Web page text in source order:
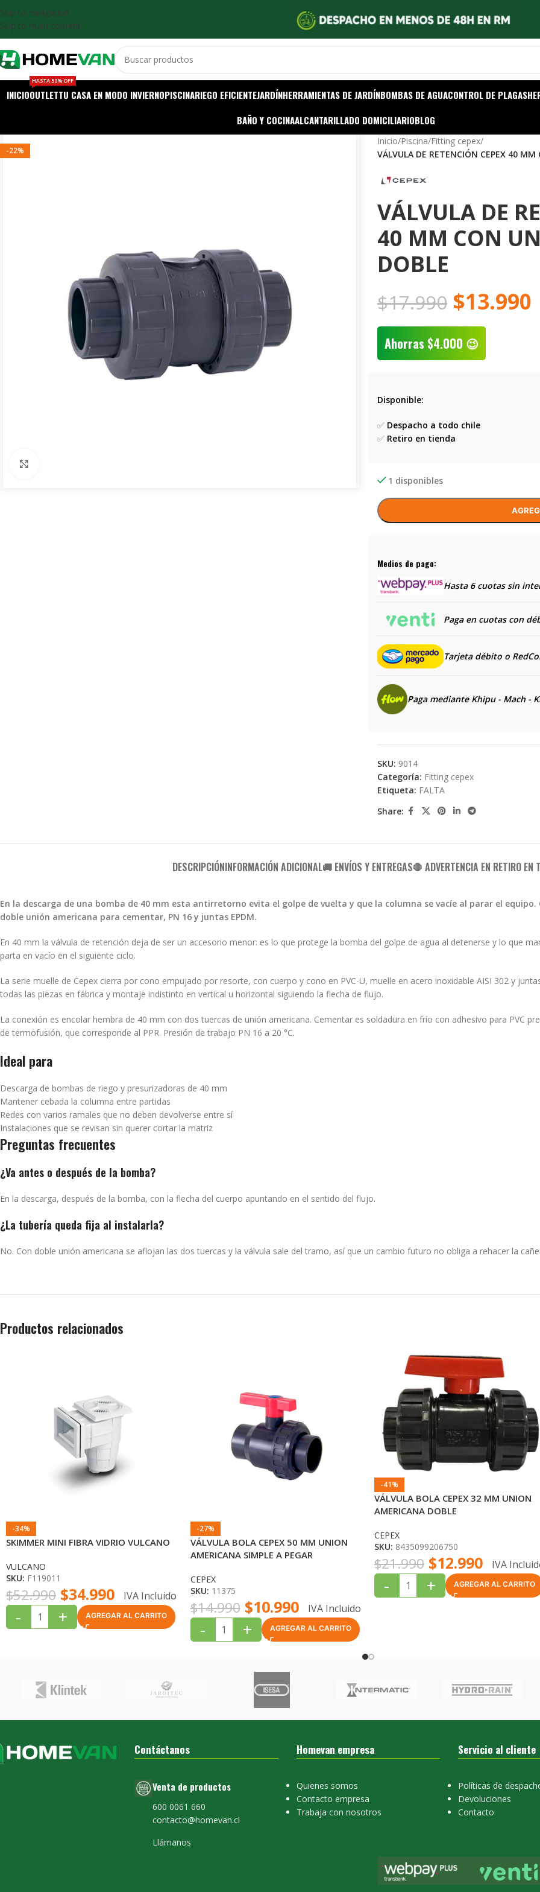
Skip to navigation
Skip to main content
INICIOOUTLET
HASTA 50% OFF
TU CASA EN MODO INVIERNOPISCINARIEGO EFICIENTEJARDÍNHERRAMIENTAS DE JARDÍNBOMBAS DE AGUACONTROL DE PLAGAS
BAÑO Y COCINAALCANTARILLADO DOMICILIARIOBLOG
-22%
Inicio/Piscina/Fitting cepex/
VÁLVULA DE RETENCIÓN CEPEX 40
VÁLVULA DE
40 MM CON
DOBLE
$17.990 $13.990
Ahorras $4.000 😉
Disponible:
✅ Despacho a todo chile
✅ Retiro en tienda
1 disponibles
Medios de pago:
Hasta 6 cuotas sin
Paga en cuotas con
Tarjeta débito o
Paga mediante Khipu - Mach -
SKU: 9014
Categoría: Fitting cepex
Etiqueta: FALTA
Share:
DESCRIPCIÓNINFORMACIÓN ADICIONAL🚚 ENVÍOS Y ENTREGAS🛑 ADVERTENCIA EN RETIRO EN
En la descarga de una bomba de 40 mm esta antirretorno evita el golpe de vuelta y que la columna se vacíe al parar el
doble unión americana para cementar, PN 16 y juntas EPDM.
En 40 mm la válvula de retención deja de ser un accesorio menor: es lo que protege la bomba del golpe de agua al detenerse y lo que
parta en vacío en el siguiente ciclo.
La serie muelle de Cepex cierra por cono empujado por resorte, con cuerpo y cono en PVC-U, muelle en acero inoxidable AISI 302 y
todas las piezas en fábrica y montaje indistinto en vertical u horizontal siguiendo la flecha de flujo.
La conexión es encolar hembra de 40 mm con dos tuercas de unión americana. Cementar es soldadura en frío con adhesivo para PVC
de termofusión, que corresponde al PPR. Presión de trabajo PN 16 a 20 °C.
Ideal para
Descarga de bombas de riego y presurizadoras de 40 mm
Mantener cebada la columna entre partidas
Redes con varios ramales que no deben devolverse entre sí
Instalaciones que se revisan sin querer cortar la matriz
Preguntas frecuentes
¿Va antes o después de la bomba?
En la descarga, después de la bomba, con la flecha del cuerpo apuntando en el sentido del flujo.
¿La tubería queda fija al instalarla?
No. Con doble unión americana se aflojan las dos tuercas y la válvula sale del tramo, así que un cambio futuro no obliga a rehacer la
Productos relacionados
-34%
SKIMMER MINI FIBRA VIDRIO VULCANO
VULCANO
SKU: F119011
$52.990 $34.990 IVA Incluido
- + AGREGAR AL CARRITO
-27%
VÁLVULA BOLA CEPEX 50 MM UNION
AMERICANA SIMPLE A PEGAR
CEPEX
SKU: 11375
$14.990 $10.990 IVA Incluido
- + AGREGAR AL CARRITO
-41%
VÁLVULA BOLA CEPEX 32 MM UNION
AMERICANA DOBLE
CEPEX
SKU: 8435099206750
$21.990 $12.990 IVA
- + AGREGAR AL CARRITO
Contáctanos
Venta de productos
600 0061 660
contacto@homevan.cl
Llámanos
Homevan empresa
Quienes somos
Contacto empresa
Trabaja con nosotros
Servicio al cliente
Políticas de
Devoluciones
Contacto